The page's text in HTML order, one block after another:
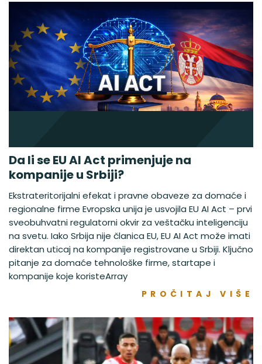
Da li se EU AI Act primenjuje na
kompanije u Srbiji?
Ekstrateritorijalni efekat i pravne obaveze za domaće i
regionalne firme Evropska unija je usvojila EU AI Act – prvi
sveobuhvatni regulatorni okvir za veštačku inteligenciju
na svetu. Iako Srbija nije članica EU, EU AI Act može imati
direktan uticaj na kompanije registrovane u Srbiji. Ključno
pitanje za domaće tehnološke firme, startape i
kompanije koje koristeArray
PROČITAJ VIŠE